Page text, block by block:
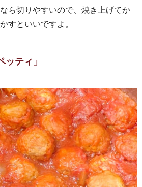
ら切りやすいので、焼き上げてか
すといいですよ。
ティ」